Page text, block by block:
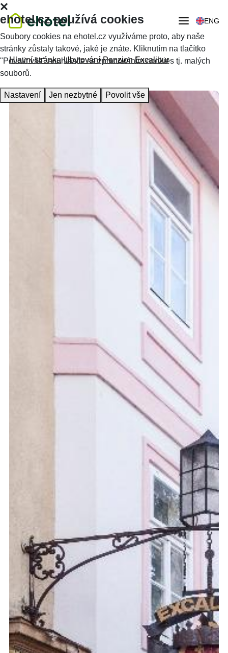
ENG
Hlavní stránka Ubytování Penzion Excalibur
ehotel.cz používá cookies
Soubory cookies na ehotel.cz využíváme proto, aby naše
stránky zůstaly takové, jaké je znáte. Kliknutím na tlačítko
"Povolit vše" souhlasíte se zpracováním cookies tj. malých
souborů.
Nastavení Jen nezbytné Povolit vše